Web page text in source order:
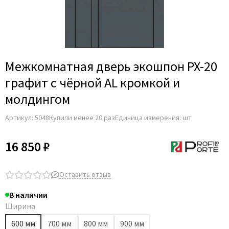
Aldeghi Luigi
Alvero
Archie
Armadillo
Aurum Doors
Bravo
Comaglio
Comit
Межкомнатная дверь экошпон PX-20
графит с чёрной AL кромкой и
молдингом
Артикул: 5048Купили менее 20 разЕдиница измерения: шт
16 850 ₽
Оставить отзыв
В наличии
Ширина
600 мм
700 мм 800 мм
900 мм